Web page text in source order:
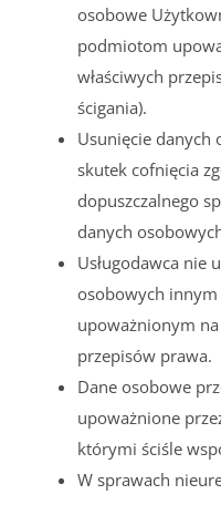
osobowe
podmiotom
właściwych
ścigania).
Usunięcie danych
skutek cofnięcia
dopuszczalnego
danych
Usługodawca nie
osobowych
upoważnionym
przepisów prawa.
Dane osobowe
upoważnione
którymi ściśle
W sprawach